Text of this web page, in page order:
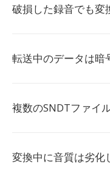
破損した録音でも変
転送中のデータは暗
複数のSNDTファイ
変換中に音質は劣化